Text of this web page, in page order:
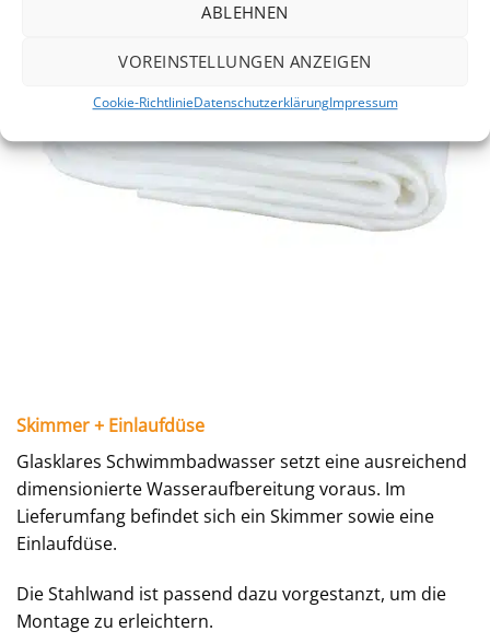
ABLEHNEN
VOREINSTELLUNGEN ANZEIGEN
Cookie-RichtlinieDatenschutzerklärungImpressum
Skimmer + Einlaufdüse
Glasklares Schwimmbadwasser setzt eine ausreichend
dimensionierte Wasseraufbereitung voraus. Im
Lieferumfang befindet sich ein Skimmer sowie eine
Einlaufdüse.
Die Stahlwand ist passend dazu vorgestanzt, um die
Montage zu erleichtern.